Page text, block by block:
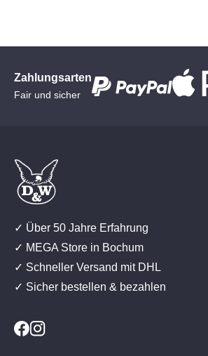
Zahlungsarten
Fair und sicher
✓ Über 50 Jahre Erfahrung
✓ MEGA Store in Bochum
✓ Schneller Versand mit DHL
✓ Sicher bestellen & bezahlen